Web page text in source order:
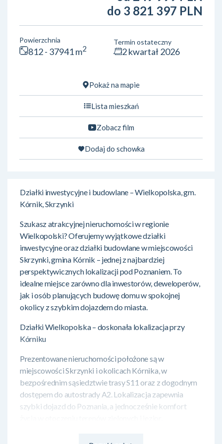
do 3 821 397 PLN
Powierzchnia
812 - 37941 m2
Termin ostateczny
2 kwartał 2026
Pokaż na mapie
Lista mieszkań
Zobacz film
Dodaj do schowka
Działki inwestycyjne i budowlane – Wielkopolska, gm.
Kórnik, Skrzynki
Szukasz atrakcyjnej nieruchomości w regionie
Wielkopolski? Oferujemy wyjątkowe działki
inwestycyjne oraz działki budowlane w miejscowości
Skrzynki, gmina Kórnik – jednej z najbardziej
perspektywicznych lokalizacji pod Poznaniem. To
idealne miejsce zarówno dla inwestorów, deweloperów,
jak i osób planujących budowę domu w spokojnej
okolicy z szybkim dojazdem do miasta.
Działki Wielkopolska – doskonała lokalizacja przy
Kórniku
Prezentowane nieruchomości położone są w
miejscowości Skrzynki i okolicach Kórnika, w
bezpośrednim sąsiedztwie trasy S11 oraz z dogodnym
dostępem do autostrady A2. Lokalizacja zapewnia
szybki dojazd do Poznania, a jednocześnie komfort